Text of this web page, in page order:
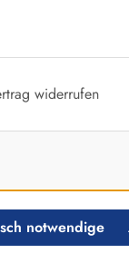
widerrufen
notwendige